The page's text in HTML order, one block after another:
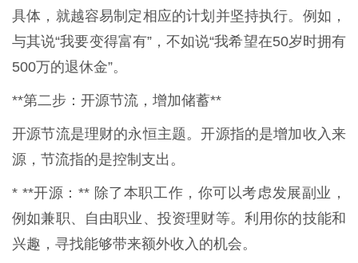
具体，就越容易制定相应的计划并坚持执行。例如，
与其说“我要变得富有”，不如说“我希望在50岁时拥有
500万的退休金”。
**第二步：开源节流，增加储蓄**
开源节流是理财的永恒主题。开源指的是增加收入来
源，节流指的是控制支出。
* **开源：** 除了本职工作，你可以考虑发展副业，
例如兼职、自由职业、投资理财等。利用你的技能和
兴趣，寻找能够带来额外收入的机会。